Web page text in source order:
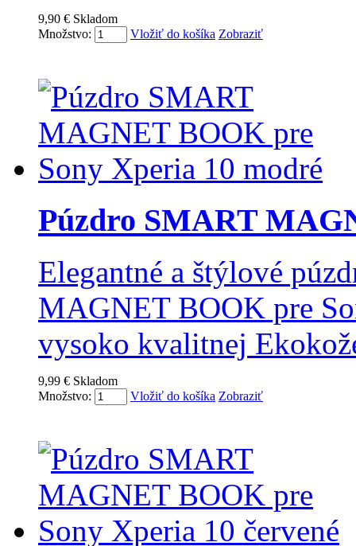
9,90 € Skladom
Množstvo:
Vložiť do košíka Zobraziť
Púzdro SMART
Elegantné a štýlové
MAGNET BOOK pre
vysoko kvalitnej
9,99 € Skladom
Množstvo:
Vložiť do košíka Zobraziť